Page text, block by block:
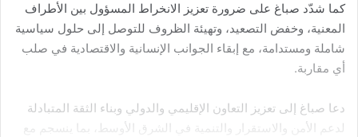
كما شدّد صباغ على ضرورة تعزيز الانخراط المسؤول بين الأطراف
المعنية، وخفض التصعيد، وتهيئة الظروف للتوصل إلى حلول سياسية
شاملة ومستدامة، مع إبقاء الجوانب الإنسانية والاقتصادية في صلب
أي مقاربة.
دعا صباغ إلى تعزيز التعاون الإقليمي والدولي وبناء الثقة المتبادلة
لدعم الأمن والاستقرار والتنمية في الشرق الأوسط، بما ينسجم مع